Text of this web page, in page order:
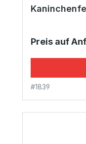
Preis auf
#1839